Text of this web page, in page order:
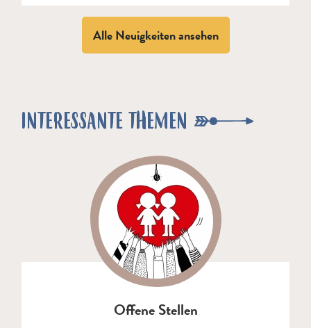
Alle Neuigkeiten ansehen
INTERESSANTE THEMEN
Offene Stellen